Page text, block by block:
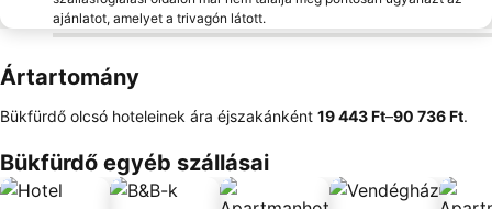
ajánlatot, amelyet a trivagón látott.
Ártartomány
Bükfürdő olcsó hoteleinek ára éjszakánként ‎19 443 Ft–‎90 736 Ft.
Bükfürdő egyéb szállásai